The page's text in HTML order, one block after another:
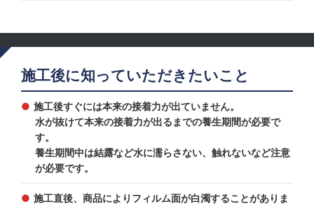
施工後に知っていただきたいこと
施工後すぐには本来の接着力が出ていません。
水が抜けて本来の接着力が出るまでの養生期間が必要で
す。
養生期間中は結露など水に濡らさない、触れないなど注意
が必要です。
施工直後、商品によりフィルム面が白濁することがありま